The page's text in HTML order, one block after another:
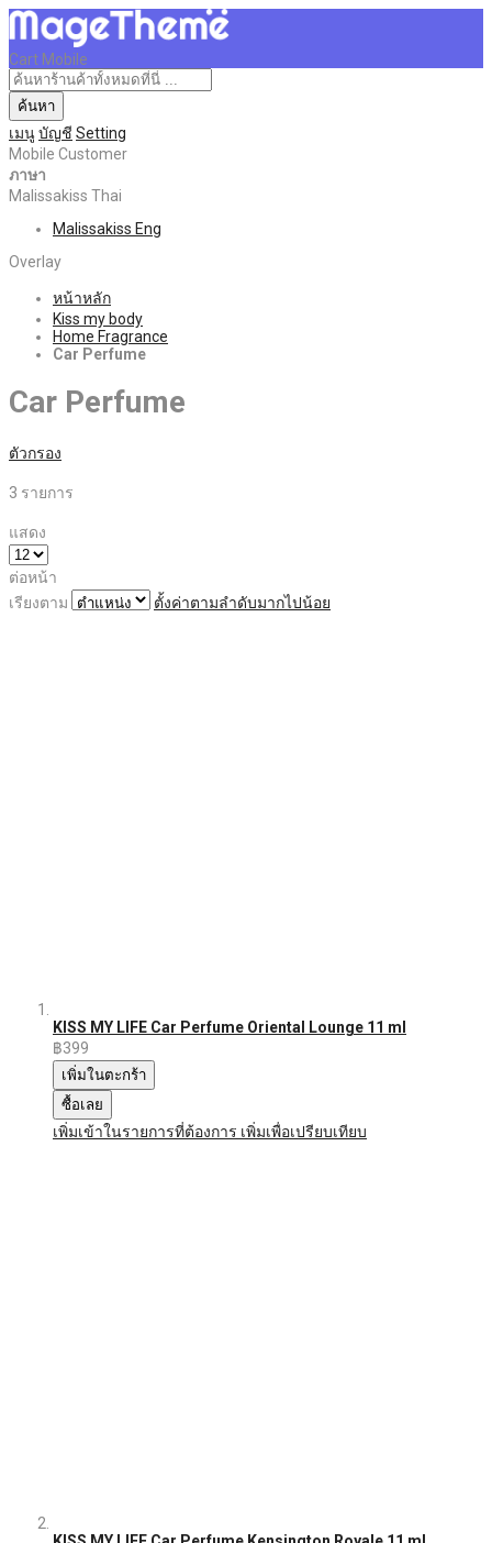
Cart Mobile
ค้นหา
เมนูบัญชี Setting
Mobile Customer
ภาษา
Malissakiss Thai
Malissakiss Eng
Overlay
หน้าหลัก
Kiss my body
Home Fragrance
Car Perfume
Car Perfume
ตัวกรอง
3 รายการ
แสดง
ต่อหน้า
เรียงตาม
ตั้งค่าตามลำดับมากไปน้อย
KISS MY LIFE Car Perfume Oriental Lounge 11 ml
฿399
เพิ่มในตะกร้า
ซื้อเลย
เพิ่มเข้าในรายการที่ต้องการ เพิ่มเพื่อเปรียบเทียบ